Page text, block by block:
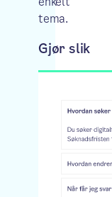
tema.
Gjør slik